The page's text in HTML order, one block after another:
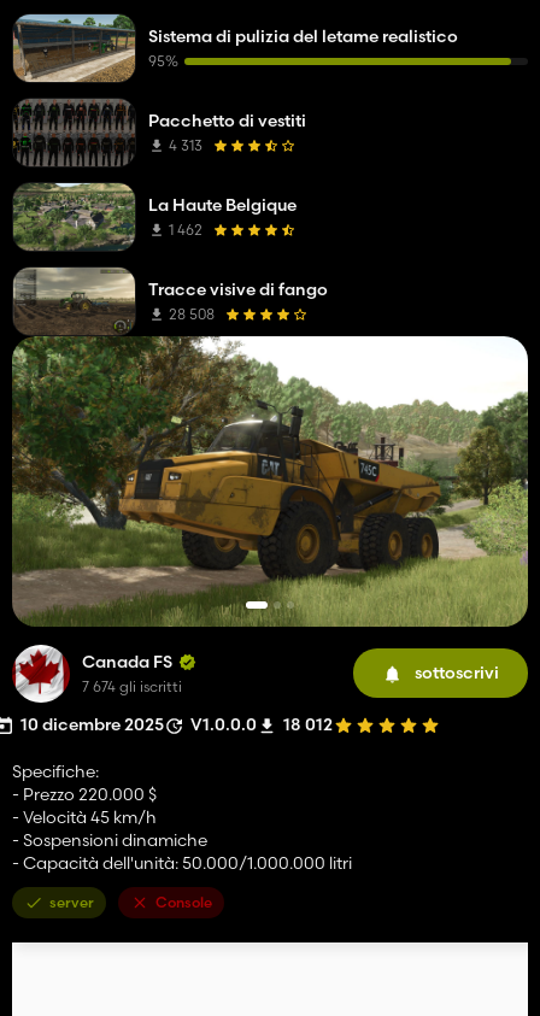
Canada FS
7 674 gli iscritti
sottoscrivi
10 dicembre 2025 V1.0.0.0 18 012
Specifiche:
- Prezzo 220.000 $
- Velocità 45 km/h
- Sospensioni dinamiche
- Capacità dell'unità: 50.000/1.000.000 litri
server Console
Sistema di pulizia del letame realistico
95%
Pacchetto di vestiti
4 313
La Haute Belgique
1 462
Tracce visive di fango
28 508